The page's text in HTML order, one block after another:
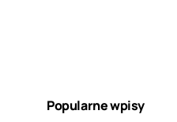
Popularne wpisy